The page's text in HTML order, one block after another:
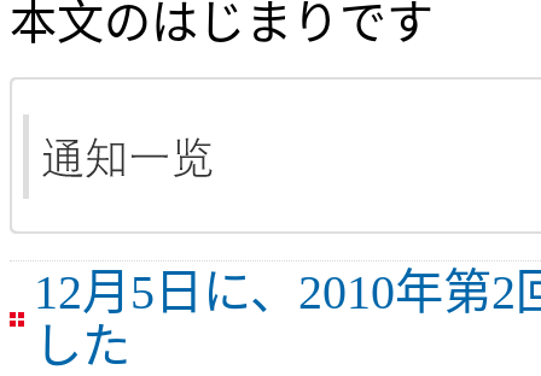
本文のはじまりです
12月5日に、2010年第
した